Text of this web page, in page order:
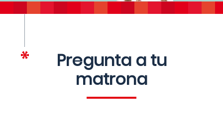
Pregunta a tu
matrona